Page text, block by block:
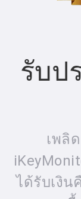
รับป
เพลิ
ได้รับเงิน